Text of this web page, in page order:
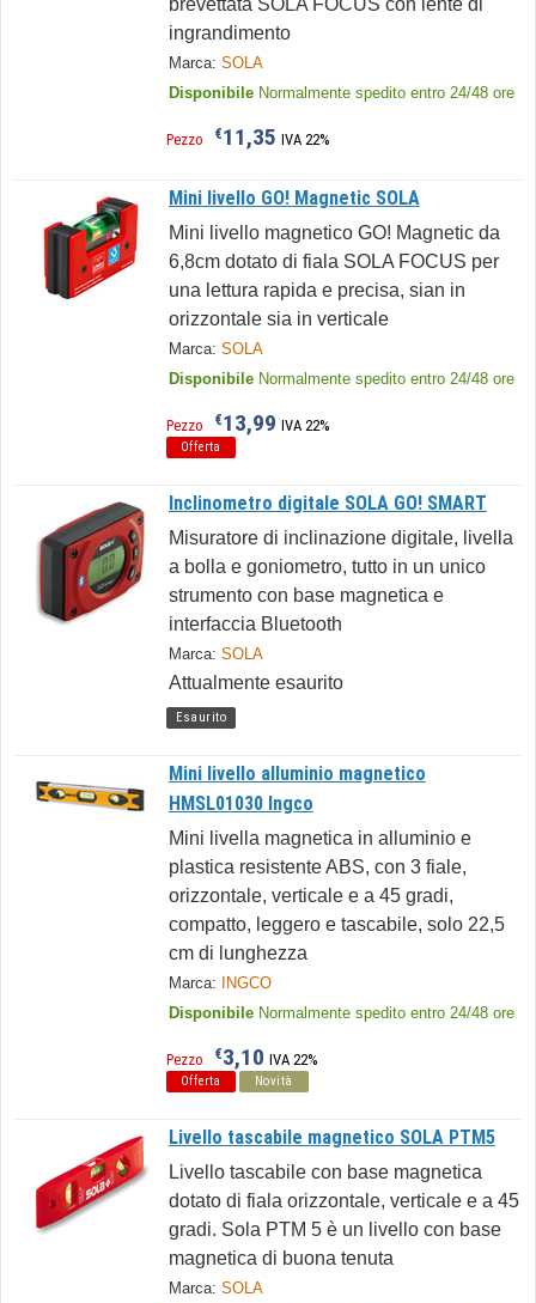
brevettata SOLA FOCUS con lente di
ingrandimento
Marca: SOLA
Disponibile Normalmente spedito entro 24/48 ore
Pezzo €11,35 IVA 22%
Mini livello GO! Magnetic SOLA
Mini livello magnetico GO! Magnetic da
6,8cm dotato di fiala SOLA FOCUS per
una lettura rapida e precisa, sian in
orizzontale sia in verticale
Marca: SOLA
Disponibile Normalmente spedito entro 24/48 ore
Pezzo €13,99 IVA 22%
Offerta
Inclinometro digitale SOLA GO! SMART
Misuratore di inclinazione digitale, livella
a bolla e goniometro, tutto in un unico
strumento con base magnetica e
interfaccia Bluetooth
Marca: SOLA
Attualmente esaurito
Esaurito
Mini livello alluminio magnetico
HMSL01030 Ingco
Mini livella magnetica in alluminio e
plastica resistente ABS, con 3 fiale,
orizzontale, verticale e a 45 gradi,
compatto, leggero e tascabile, solo 22,5
cm di lunghezza
Marca:
INGCO
Disponibile Normalmente spedito entro 24/48 ore
Pezzo €3,10 IVA 22%
Offerta Novità
Livello tascabile magnetico SOLA PTM5
Livello tascabile con base magnetica
dotato di fiala orizzontale, verticale e a 45
gradi. Sola PTM 5 è un livello con base
magnetica di buona tenuta
Marca: SOLA